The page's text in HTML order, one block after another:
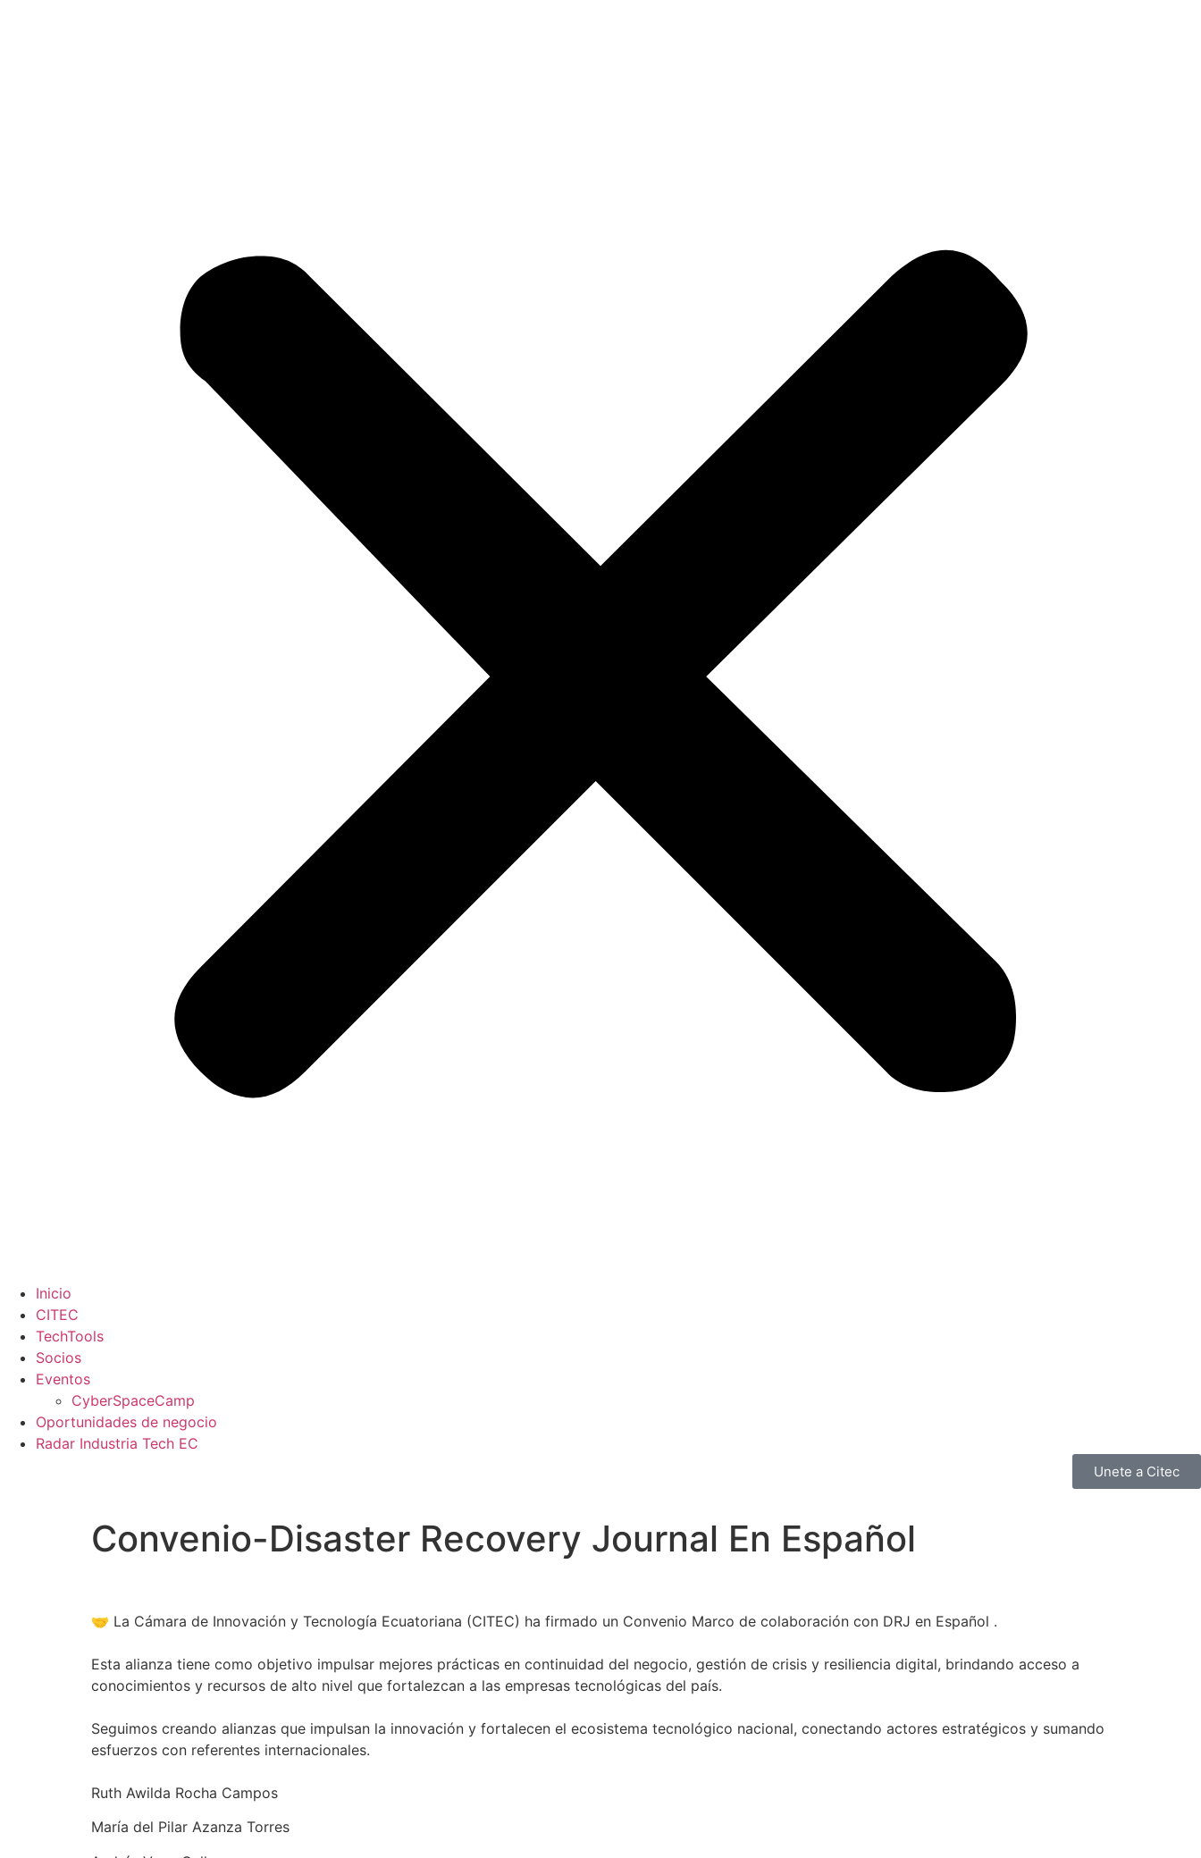
Inicio
CITEC
TechTools
Socios
Eventos
CyberSpaceCamp
Oportunidades de negocio
Radar Industria Tech EC
Unete a Citec
Convenio-Disaster Recovery Journal En Español
🤝 La Cámara de Innovación y Tecnología Ecuatoriana (CITEC) ha firmado un Convenio Marco de colaboración con DRJ en Español .
Esta alianza tiene como objetivo impulsar mejores prácticas en continuidad del negocio, gestión de crisis y resiliencia digital, brindando acceso a
conocimientos y recursos de alto nivel que fortalezcan a las empresas tecnológicas del país.
Seguimos creando alianzas que impulsan la innovación y fortalecen el ecosistema tecnológico nacional, conectando actores estratégicos y sumando
esfuerzos con referentes internacionales.
Ruth Awilda Rocha Campos
María del Pilar Azanza Torres